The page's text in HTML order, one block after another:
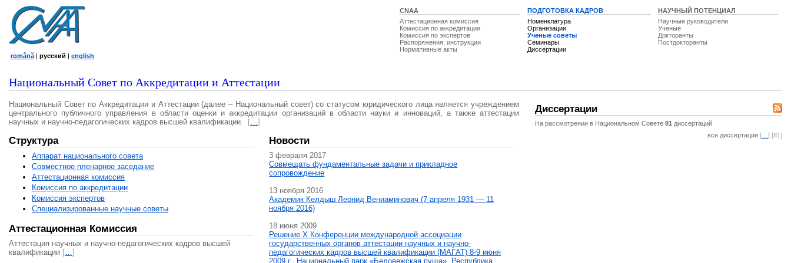
CNAA
Аттестационная комиссия
Комиссия по аккредитации
Комиссия по экспертов
Распоряжения, инструкции
Нормативные акты
ПОДГОТОВКА КАДРОВ
Номенклатура
Организации
Ученые советы
Семинары
Диссертации
НАУЧНЫЙ ПОТЕНЦИАЛ
Научные руководители
Ученые
Докторанты
Постдокторанты
română | русский | english
Национальный Совет по Аккредитации и Аттестации
Национальный Совет по Аккредитации и Аттестации (далее – Национальный совет) со статусом юридического лица является учреждением
центрального публичного управления в области оценки и аккредитации организаций в области науки и инноваций, а также аттестации
научных и научно-педагогических кадров высшей квалификации.
[…]
Структура
Аппарат национального совета
Совместное пленарное заседание
Аттестационная комисcия
Комиссия по аккредитации
Комиссия экспертов
Специализированные научные советы
Аттестационная Комиссия
Аттестация научных и научно-педагогических кадров высшей
квалификации […]
Новости
3 февраля 2017
Совмещать фундаментальные задачи и прикладное
сопровождение
13 ноября 2016
Академик Келдыш Леонид Вениаминович (7 апреля 1931 — 11
ноября 2016)
18 июня 2009
Решение X Конференции международной ассоциации
государственных органов аттестации научных и научно-
педагогических кадров высшей квалификации (МАГAT) 8-9 июня
2009 г., Национальный парк «Беловежская пуща», Республика
Диссертации
На рассмотрении в Национальном Совете 81 диссертаций
все диссертации [ ] [81]